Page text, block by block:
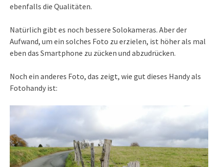
ebenfalls die Qualitäten.
Natürlich gibt es noch bessere Solokameras. Aber der
Aufwand, um ein solches Foto zu erzielen, ist höher als mal
eben das Smartphone zu zücken und abzudrücken.
Noch ein anderes Foto, das zeigt, wie gut dieses Handy als
Fotohandy ist: